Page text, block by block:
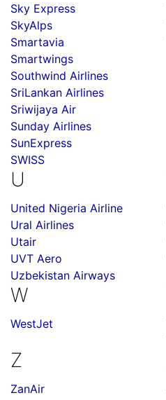
Sky Express
SkyAlps
Smartavia
Smartwings
Southwind Airlines
SriLankan Airlines
Sriwijaya Air
Sunday Airlines
SunExpress
SWISS
U
United Nigeria Airline
Ural Airlines
Utair
UVT Aero
Uzbekistan Airways
W
WestJet
Z
ZanAir